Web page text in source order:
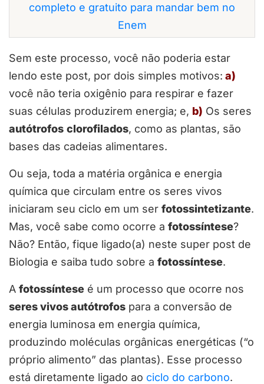
completo e gratuito para mandar bem no
Enem
Sem este processo, você não poderia estar
lendo este post, por dois simples motivos: a)
você não teria oxigênio para respirar e fazer
suas células produzirem energia; e, b) Os seres
autótrofos clorofilados, como as plantas, são
bases das cadeias alimentares.
Ou seja, toda a matéria orgânica e energia
química que circulam entre os seres vivos
iniciaram seu ciclo em um ser fotossintetizante.
Mas, você sabe como ocorre a fotossíntese?
Não? Então, fique ligado(a) neste super post de
Biologia e saiba tudo sobre a fotossíntese.
A fotossíntese é um processo que ocorre nos
seres vivos autótrofos para a conversão de
energia luminosa em energia química,
produzindo moléculas orgânicas energéticas (“o
próprio alimento” das plantas). Esse processo
está diretamente ligado ao ciclo do carbono.